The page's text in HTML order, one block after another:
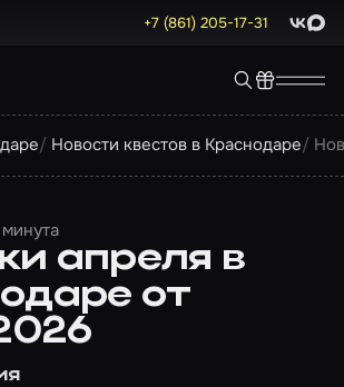
+7 (861) 205-17-31 Max
Новости квестов в Краснодаре
минута
апреля в
от